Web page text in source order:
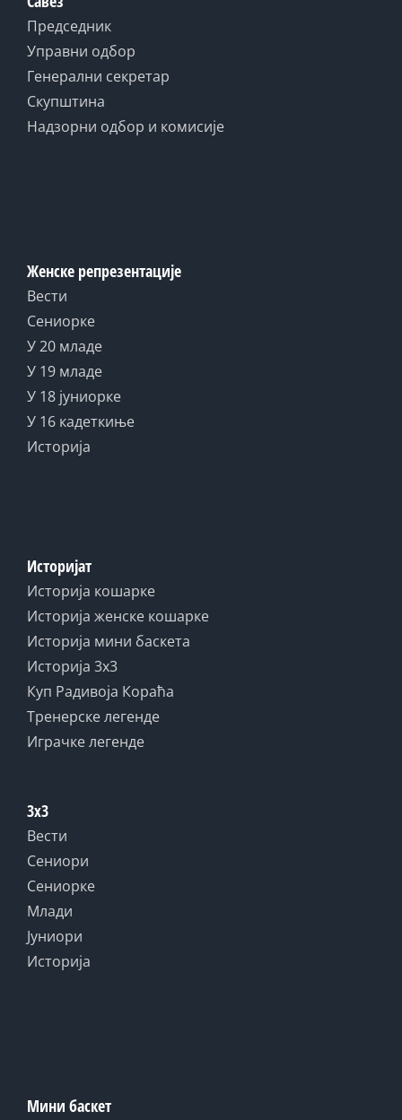
Председник
Управни одбор
Генерални секретар
Скупштина
Надзорни одбор и комисије
Женске репрезентације
Вести
Сениорке
У 20 младе
У 19 младе
У 18 јуниорке
У 16 кадеткиње
Историја
Историјат
Историја кошарке
Историја женске кошарке
Историја мини баскета
Историја 3x3
Куп Радивоја Кораћа
Тренерске легенде
Играчке легенде
3x3
Вести
Сениори
Сениорке
Млади
Јуниори
Историја
Мини баскет